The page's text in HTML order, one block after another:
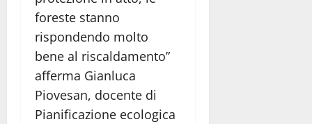
foreste stanno
rispondendo molto
bene al riscaldamento”
afferma Gianluca
Piovesan, docente di
Pianificazione ecologica